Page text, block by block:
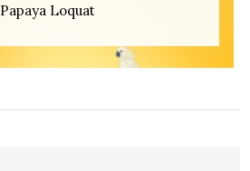
Papaya Loquat